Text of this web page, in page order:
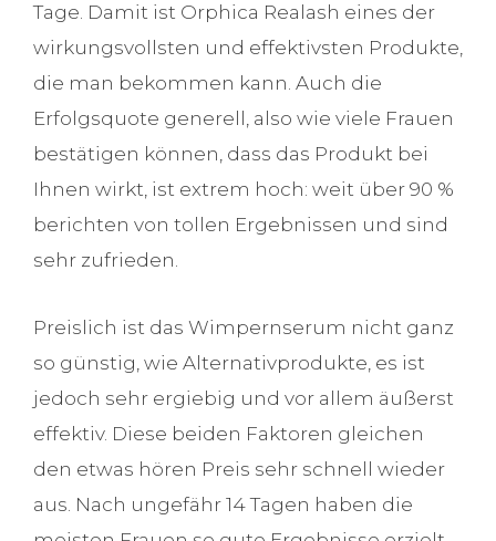
Tage. Damit ist Orphica Realash eines der
wirkungsvollsten und effektivsten Produkte,
die man bekommen kann. Auch die
Erfolgsquote generell, also wie viele Frauen
bestätigen können, dass das Produkt bei
Ihnen wirkt, ist extrem hoch: weit über 90 %
berichten von tollen Ergebnissen und sind
sehr zufrieden.
Preislich ist das Wimpernserum nicht ganz
so günstig, wie Alternativprodukte, es ist
jedoch sehr ergiebig und vor allem äußerst
effektiv. Diese beiden Faktoren gleichen
den etwas hören Preis sehr schnell wieder
aus. Nach ungefähr 14 Tagen haben die